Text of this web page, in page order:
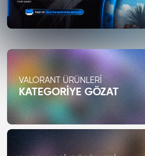
VALORANT ÜRÜNLERI
KATEGORIYE GÖZAT